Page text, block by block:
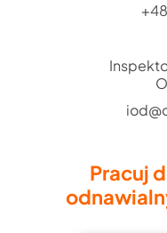
Pracuj